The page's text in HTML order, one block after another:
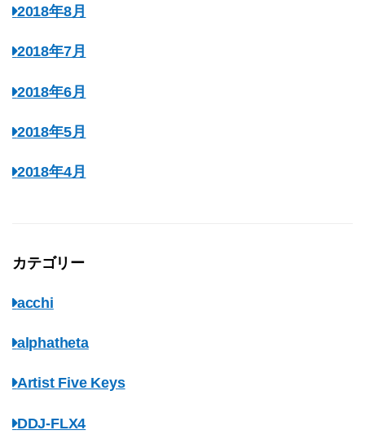
2018年8月
2018年7月
2018年6月
2018年5月
2018年4月
カテゴリー
acchi
alphatheta
Artist Five Keys
DDJ-FLX4